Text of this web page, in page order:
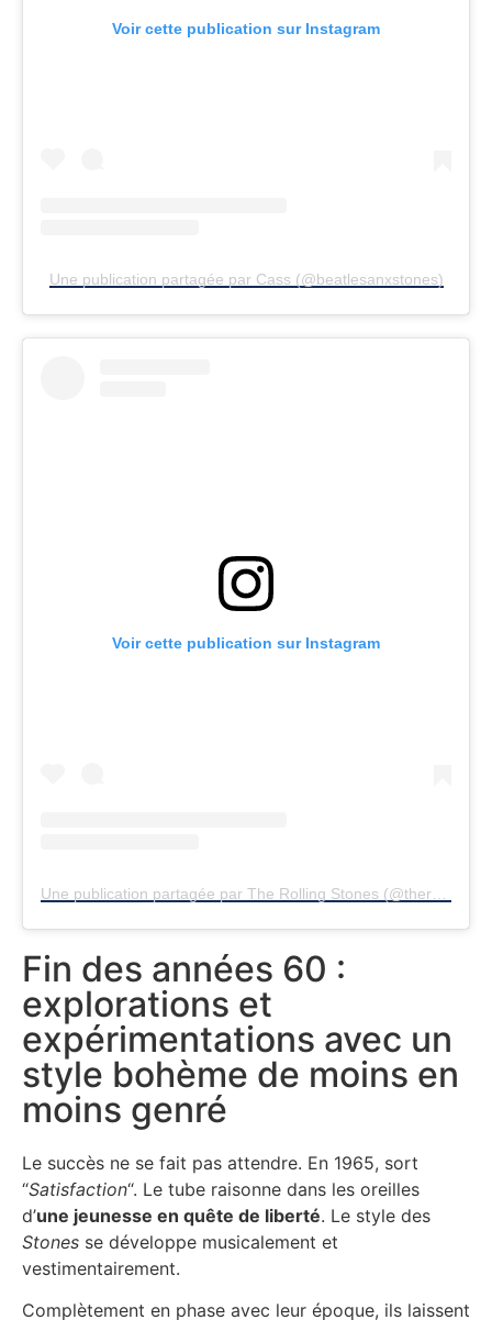
Voir cette publication sur Instagram
Une publication partagée par Cass (@beatlesanxstones)
Voir cette publication sur Instagram
Fin des années 60 :
explorations et
expérimentations avec un
style bohème de moins en
moins genré
Le succès ne se fait pas attendre. En 1965, sort
“Satisfaction“. Le tube raisonne dans les oreilles
d’une jeunesse en quête de liberté. Le style des
Stones se développe musicalement et
vestimentairement.
Complètement en phase avec leur époque, ils laissent